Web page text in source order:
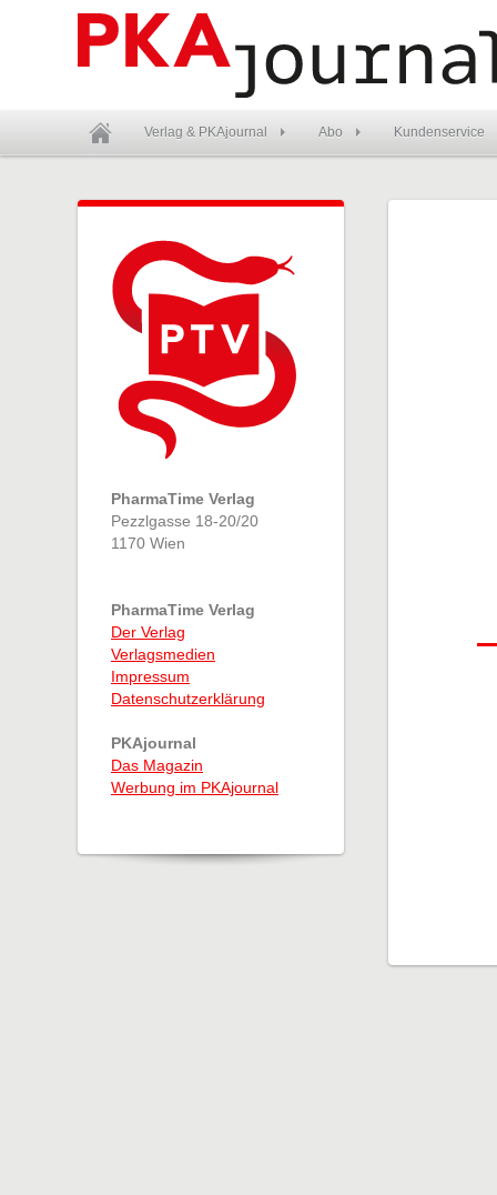
Verlag & PKAjournal Abo Kundenservice
PharmaTime Verlag
Pezzlgasse 18-20/20
1170 Wien
PharmaTime Verlag
Der Verlag
Verlagsmedien
Impressum
Datenschutzerklärung
PKAjournal
Das Magazin
Werbung im PKAjournal